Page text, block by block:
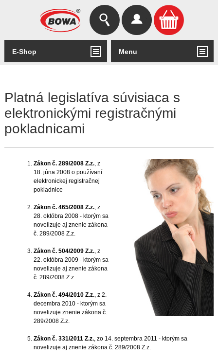
Hľadať Prihlásiť
Platná legislatíva súvisiaca s
elektronickými registračnými
pokladnicami
Zákon č. 289/2008 Z.z., z
18. júna 2008 o používaní
elektronickej registračnej
pokladnice
Zákon č. 465/2008 Z.z., z
28. októbra 2008 - ktorým sa
novelizuje aj znenie zákona
č. 289/2008 Z.z.
Zákon č. 504/2009 Z.z., z
22. októbra 2009 - ktorým sa
novelizuje aj znenie zákona
č. 289/2008 Z.z.
Zákon č. 494/2010 Z.z., z 2.
decembra 2010 - ktorým sa
novelizuje znenie zákona č.
289/2008 Z.z.
Zákon č. 331/2011 Z.z., zo 14. septembra 2011 - ktorým sa
novelizuje aj znenie zákona č. 289/2008 Z.z.
E-Shop Menu